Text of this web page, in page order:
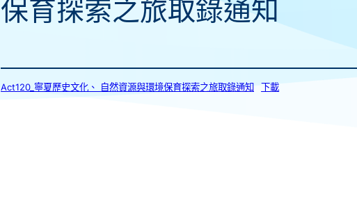
保育探索之旅取錄通知
Act120_寧夏歷史文化、 自然資源與環境保育探索之旅取錄通知 下載